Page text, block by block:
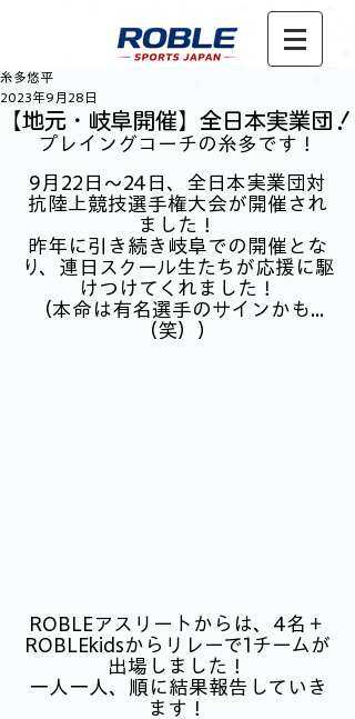
【地元・岐阜開催】全日本実業団！
糸多悠平
2023年9月28日
プレイングコーチの糸多です！
9月22日～24日、全日本実業団対
抗陸上競技選手権大会が開催され
ました！
昨年に引き続き岐阜での開催とな
り、連日スクール生たちが応援に駆
けつけてくれました！
（本命は有名選手のサインかも...
（笑））
ROBLEアスリートからは、4名＋
ROBLEkidsからリレーで1チームが
出場しました！
一人一人、順に結果報告していき
ます！